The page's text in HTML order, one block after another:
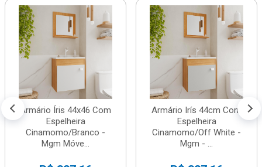
Armário Íris 44x46 Com
Espelheira
Cinamomo/Branco -
Mgm Móve...
Armário Irís 44cm Com
Espelheira
Cinamomo/Off White -
Mgm - ...